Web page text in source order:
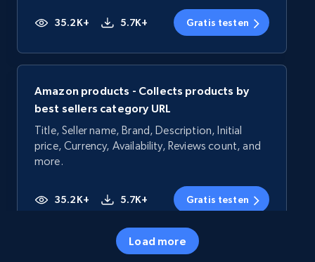
35.2K+ 5.7K+ Gratis testen
Amazon products - Collects products by
best sellers category URL
Title, Seller name, Brand, Description, Initial
price, Currency, Availability, Reviews count, and
more.
35.2K+ 5.7K+ Gratis testen
Load more